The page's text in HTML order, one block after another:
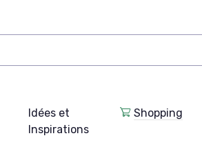
Idées et
Inspirations
Shopping